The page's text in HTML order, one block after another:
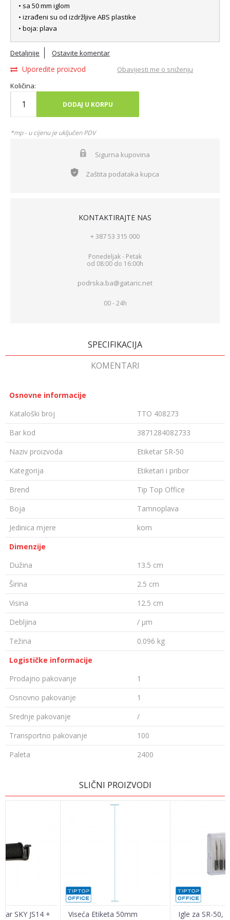
• sa 50 mm iglom
• izrađeni su od izdržljive ABS plastike
• boja: plava
Detaljnije Ostavite komentar
Uporedite proizvod
Obavijesti me o sniženju
Količina:
DODAJ U KORPU
*mp - u cijenu je uključen PDV
Sigurna kupovina
Zaštita podataka kupca
KONTAKTIRAJTE NAS
+ 387 53 315 000
Ponedeljak - Petak
od 08:00 do 16:00h
podrska.ba@gataric.net
00 - 24h
SPECIFIKACIJA
KOMENTARI
Osnovne informacije
Kataloški broj
TTO 408273
Bar kod
3871284082733
Naziv proizvoda
Etiketar SR-50
Kategorija
Etiketari i pribor
Brend
Tip Top Office
Boja
Tamnoplava
Jedinica mjere
kom
Dimenzije
Dužina
13.5 cm
Širina
2.5 cm
Visina
12.5 cm
Debljina
/ µm
Težina
0.096 kg
Logističke informacije
Prodajno pakovanje
1
Osnovno pakovanje
1
Srednje pakovanje
/
Transportno pakovanje
100
Paleta
2400
SLIČNI PROIZVODI
SKY JS14 + Viseća Etiketa 50mm Igle za SR-50,